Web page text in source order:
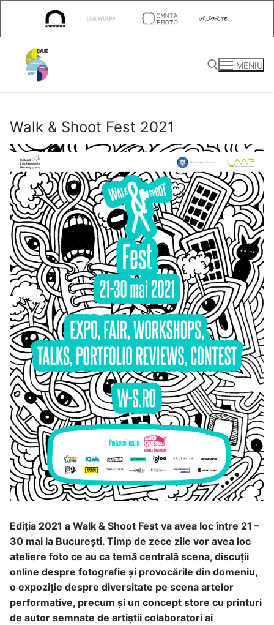
conținut
MENIU
Walk & Shoot Fest 2021
Ediția 2021 a Walk & Shoot Fest va avea loc între 21 –
30 mai la București. Timp de zece zile vor avea loc
ateliere foto ce au ca temă centrală scena, discuții
online despre fotografie și provocările din domeniu,
o expoziție despre diversitate pe scena artelor
performative, precum și un concept store cu printuri
de autor semnate de artiştii colaboratori ai